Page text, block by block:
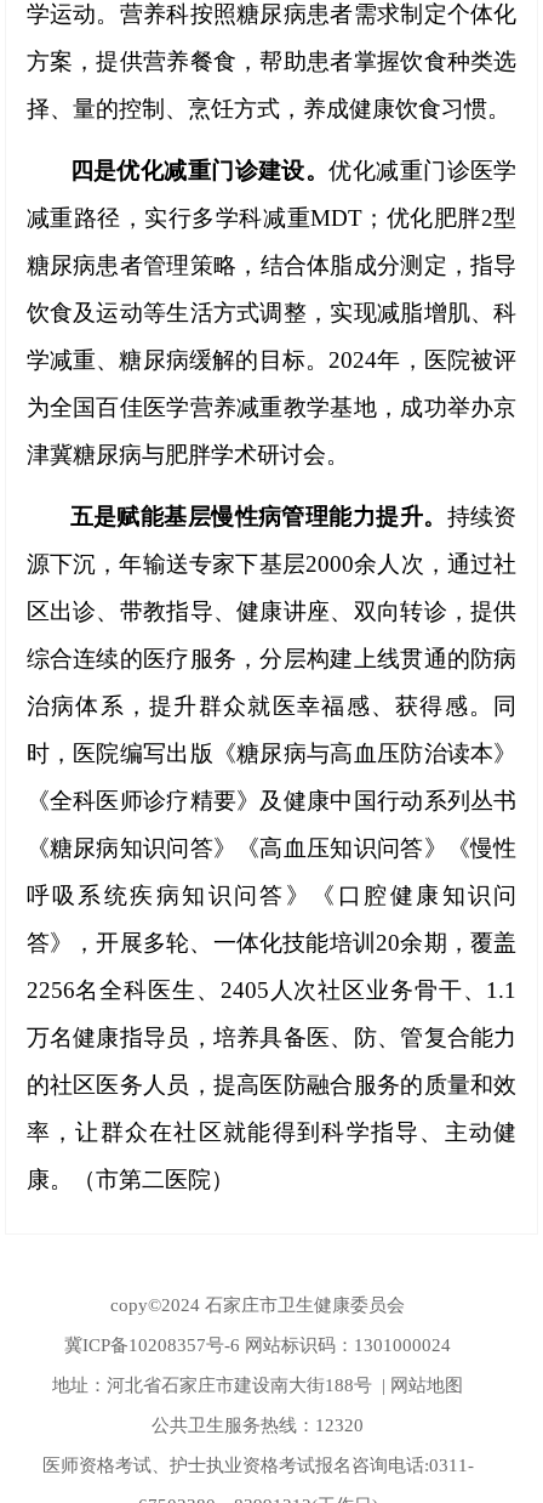
学运动。营养科按照糖尿病患者需求制定个体化
方案，提供营养餐食，帮助患者掌握饮食种类选
择、量的控制、烹饪方式，养成健康饮食习惯。
四是优化减重门诊建设。优化减重门诊医学
减重路径，实行多学科减重MDT； 优化肥胖2型
糖尿病患者管理策略，结合体脂成分测定，指导
饮食及运动等生活方式调整，实现减脂增肌、科
学减重、糖尿病缓解的目标。2024年， 医院被评
为全国百佳医学营养减重教学基地，成功举办京
津冀糖尿病与肥胖学术研讨会。
五是赋能基层慢性病管理能力提升。 持续资
源下沉，年输送专家下基层2000余人次，通过社
区出诊、带教指导、健康讲座、双向转诊，提供
综合连续的医疗服务，分层构建上线贯通的防病
治病体系，提升群众就医幸福感、获得感。同
时，医院编写出版《糖尿病与高血压防治读本》
《全科医师诊疗精要》及健康中国行动系列丛书
《糖尿病知识问答》《高血压知识问答》《慢性
呼吸系统疾病知识问答》《口腔健康知识问
答》，开展多轮、一体化技能培训20余期，覆盖
2256名全科医生、2405人次社区业务骨干、1.1
万名健康指导员，培养具备医、防、管复合能力
的社区医务人员，提高医防融合服务的质量和效
率，让群众在社区就能得到科学指导、主动健
康。
（市第二医院）
copy©2024 石家庄市卫生健康委员会
冀ICP备10208357号-6 网站标识码：1301000024
地址：河北省石家庄市建设南大街188号 | 网站地图
公共卫生服务热线：12320
医师资格考试、护士执业资格考试报名咨询电话:0311-